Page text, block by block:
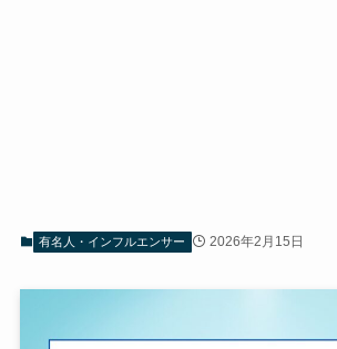
有名人・インフルエンサー 2026年2月15日